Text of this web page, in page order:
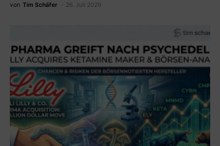
von Tim Schäfer 26. Juli 2026